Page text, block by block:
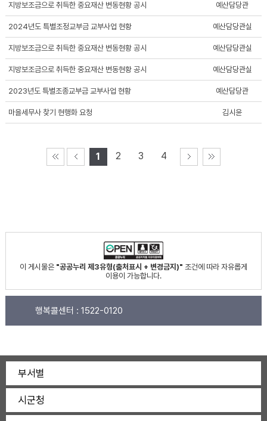
지방보조금으로 취득한 중요재산 변동현황 공시 예산담당관
2024년도 특별조정교부금 교부사업 현황 예산담당관실
지방보조금으로 취득한 중요재산 변동현황 공시 예산담당관실
지방보조금으로 취득한 중요재산 변동현황 공시 예산담당관실
2023년도 특별조종교부금 교부사업 현황 예산담당관
마을세무사 찾기 현행화 요청 김시윤
1 2 3 4
이 게시물은 "공공누리 제3유형(출처표시 + 변경금지)" 조건에 따라 자유롭게
이용이 가능합니다.
행복콜센터 : 1522-0120
부서별
시군청